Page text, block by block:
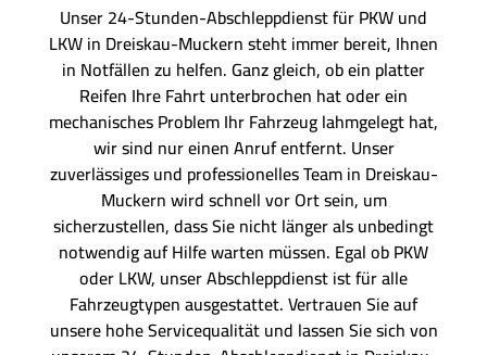
Unser 24-Stunden-Abschleppdienst für PKW und
LKW in Dreiskau-Muckern steht immer bereit, Ihnen
in Notfällen zu helfen. Ganz gleich, ob ein platter
Reifen Ihre Fahrt unterbrochen hat oder ein
mechanisches Problem Ihr Fahrzeug lahmgelegt hat,
wir sind nur einen Anruf entfernt. Unser
zuverlässiges und professionelles Team in Dreiskau-
Muckern wird schnell vor Ort sein, um
sicherzustellen, dass Sie nicht länger als unbedingt
notwendig auf Hilfe warten müssen. Egal ob PKW
oder LKW, unser Abschleppdienst ist für alle
Fahrzeugtypen ausgestattet. Vertrauen Sie auf
unsere hohe Servicequalität und lassen Sie sich von